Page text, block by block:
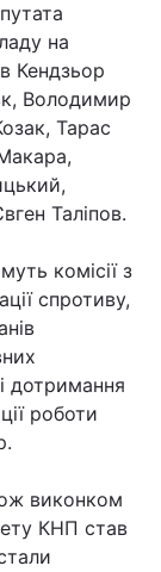
на
Кендзьор
Володимир
Тарас
Таліпов.
комісії з
спротиву,
дотримання
роботи
виконком
КНП став